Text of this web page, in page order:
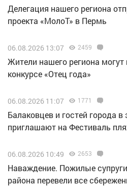
Делегация нашего региона
проекта «МолоТ» в Пермь
06.08.2026 13:07 2459
Жители нашего региона могут
конкурсе «Отец года»
06.08.2026 11:07 1771
Балаковцев и гостей города
приглашают на Фестиваль
06.08.2026 10:49 2653
Наваждение. Пожилые
района перевели все